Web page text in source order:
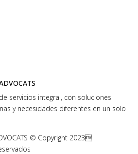
servicios integral, con soluciones
y necesidades diferentes en un solo
© Copyright 2023